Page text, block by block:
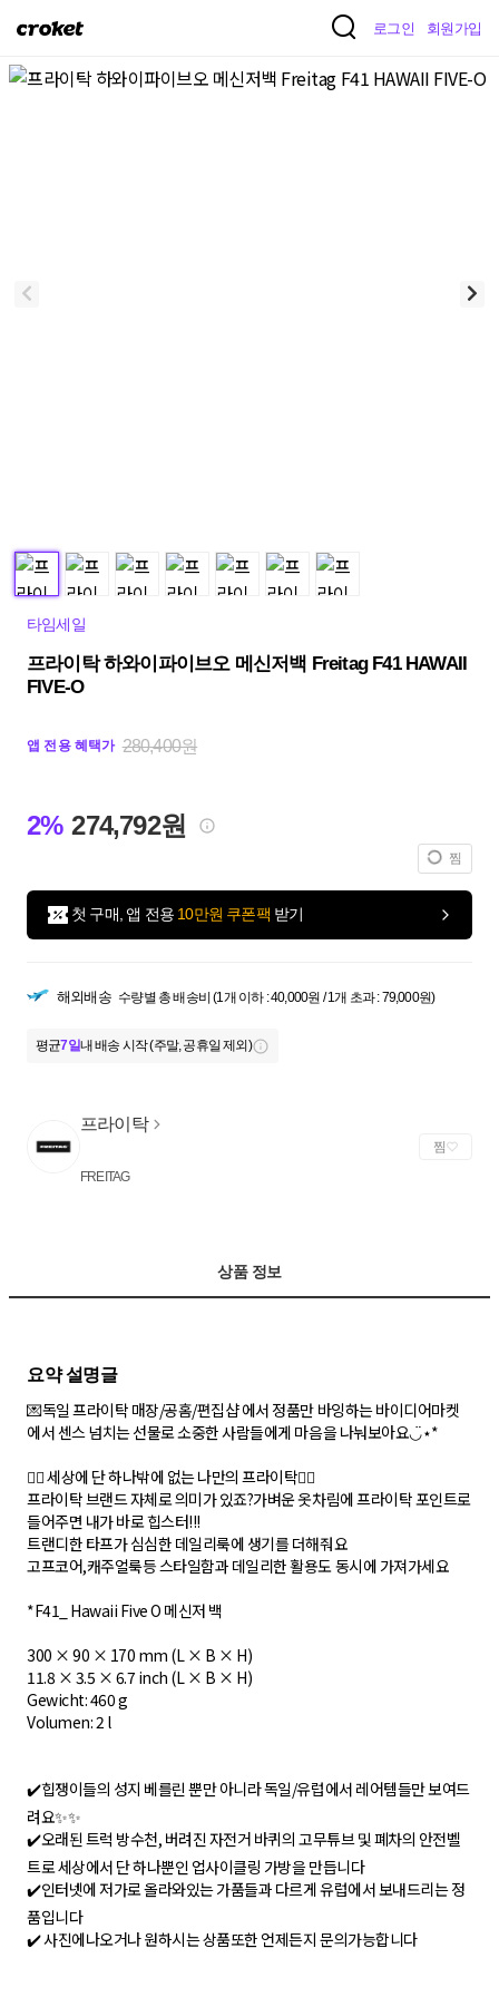
크
켓
로그인 회원가입
타임세일
프라이탁 하와이파이브오 메신저백 Freitag F41 HAWAII
FIVE-O
앱 전용 혜택가 280,400원
2% 274,792원
찜
첫 구매, 앱 전용 10만원 쿠폰팩 받기
해외배송 수량별 총 배송비 (1개 이하 : 40,000원 / 1개 초과 : 79,000원)
평균7일내 배송 시작 (주말, 공휴일 제외)
프라이탁
FREITAG
찜
상품 정보
요약 설명글
💌독일 프라이탁 매장/공홈/편집샵 에서 정품만 바잉하는 바이디어마켓
에서 센스 넘치는 선물로 소중한 사람들에게 마음을 나눠보아요◡̈⋆*
❤️‍🔥 세상에 단 하나밖에 없는 나만의 프라이탁❤️‍🔥
프라이탁 브랜드 자체로 의미가 있죠?가벼운 옷차림에 프라이탁 포인트로
들어주면 내가 바로 힙스터!!!
트랜디한 타프가 심심한 데일리룩에 생기를 더해줘요
고프코어,캐주얼룩등 스타일함과 데일리한 활용도 동시에 가져가세요
*F41_ Hawaii Five O 메신저 백
300 × 90 × 170 mm (L × B × H)
11.8 × 3.5 × 6.7 inch (L × B × H)
Gewicht: 460 g
Volumen: 2 l
✔️힙쟁이들의 성지 베를린 뿐만 아니라 독일/유럽에서 레어템들만 보여드
려요✨✨
✔️ 오래된 트럭 방수천, 버려진 자전거 바퀴의 고무튜브 및 폐차의 안전벨
트로 세상에서 단 하나뿐인 업사이클링 가방을 만듭니다
✔️인터넷에 저가로 올라와있는 가품들과 다르게 유럽에서 보내드리는 정
품입니다
✔️ 사진에나오거나 원하시는 상품또한 언제든지 문의가능합니다